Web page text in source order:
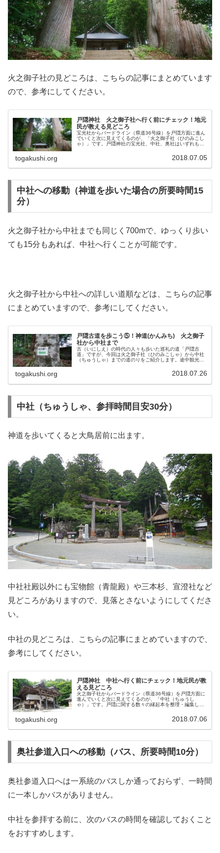
火之御子社の見どころは、こちらの記事にまとめています
ので、参考にしてください。
戸隠神社 火之御子社へ行く前にチェック！地元
民が教える見どころ
宝光社からバードライン（県道36号線）を戸隠方面に進ん
でいくと次に見えてくるのが、「火之御子社（ひのみこし
ゃ）」です。戸隠神社の宝光社、中社、奥社はいずれも平
togakushi.org 2018.07.05
中社への移動（神道を歩いた場合の所要時間15
分）
火之御子社から中社までも同じく700mで、ゆっくり歩い
ても15分もあれば、中社へ行くことが可能です。
火之御子社から中社への詳しい道順などは、こちらの記事
にまとめていますので、参考にしてください。
戸隠古道を歩こう⑤！神道(かんみち) 火之御子
社から中社まで
古（いにしえ）の時代の人々も歩いた巡礼の道「戸隠古
道」ですが、今回は火之御子社（ひのみこしゃ）から中社
（ちゅうしゃ）までの道のりをご紹介します。途中観光ス
togakushi.org 2018.07.26
中社（ちゅうしゃ、参拝時間目安30分）
神道を歩いてくると大鳥居前に出ます。
中社社殿以外にも宝物館（青龍殿）や三本杉、宣澄社など
見どころがありますので、見落とさないようにしてくださ
い。
中社の見どころは、こちらの記事にまとめていますので、
参考にしてください。
戸隠神社 中社へ行く前にチェック！地元民が教
える見どころ
火之御子社からバードライン（県道36号線）を戸隠方面に
進んでいくと次に見えてくるのが、「中社（ちゅうし
ゃ）」です。戸隠に関する数々の縁起本を整理・編集した
togakushi.org 2018.07.06
奥社参道入口への移動（バス、所要時間10分）
奥社参道入口へは一系統のバスしか通っておらず、一時間
に一本しかバスがありません。
中社を参拝する前に、次のバスの時間を確認しておくこと
をおすすめします。